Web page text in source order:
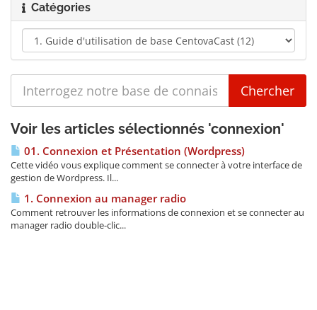
Catégories
Voir les articles sélectionnés 'connexion'
01. Connexion et Présentation (Wordpress)
Cette vidéo vous explique comment se connecter à votre interface de
gestion de Wordpress. Il...
1. Connexion au manager radio
Comment retrouver les informations de connexion et se connecter au
manager radio double-clic...